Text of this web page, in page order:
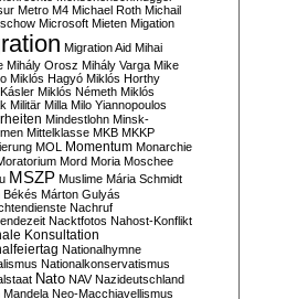
Metro M4 Michael Roth Michail
Microsoft Mieten Migation
Migration Aid Mihai
Mihály Orosz Mihály Varga Mike
Miklós Hagyó Miklós Horthy
Miklós Németh Miklós
Militär Milla Milo Yiannopoulos
Mindestlohn Minsk-
Mittelklasse MKB MKKP
MOL Momentum Monarchie
Mord Moria Moschee
MSZP Muslime Mária Schmidt
Békés Márton Gulyás
Nachruf
Nacktfotos Nahost-Konflikt
Konsultation
Nationalhymne
Nationalkonservatismus
Nato NAV Nazideutschland
Mandela Neo-Macchiavellismus